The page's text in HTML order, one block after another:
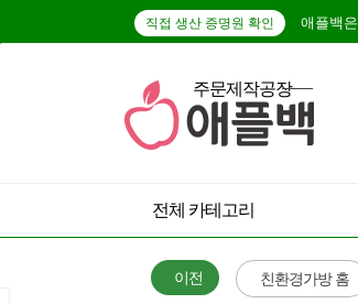
직접 생산 증명원 확인 애플백은
주문제작공장
전체 카테고리
이전 친환경가방 홈